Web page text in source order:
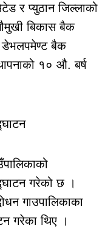
र प्युठान जिल्लाको
बिकास बैक
डेभलपमेण्ट बैक
१० औ. बर्ष
गरेको छ ।
गाउपालिकाका
गरेका थिए ।